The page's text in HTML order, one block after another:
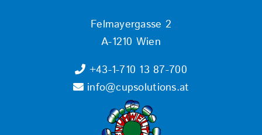
Felmayergasse 2
A-1210 Wien
+43-1-710 13 87-700
info@cupsolutions.at